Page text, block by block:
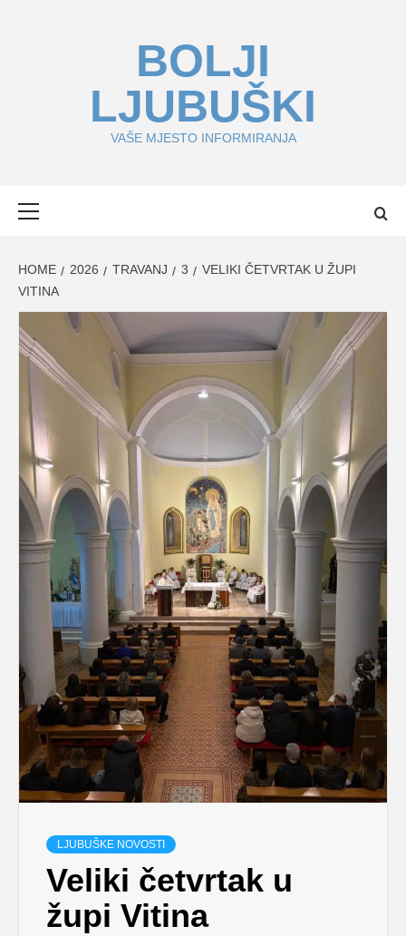
BOLJI
LJUBUŠKI
VAŠE MJESTO INFORMIRANJA
HOME 2026 TRAVANJ 3
VELIKI ČETVRTAK U ŽUPI
VITINA
LJUBUŠKE NOVOSTI
Veliki četvrtak u
župi Vitina